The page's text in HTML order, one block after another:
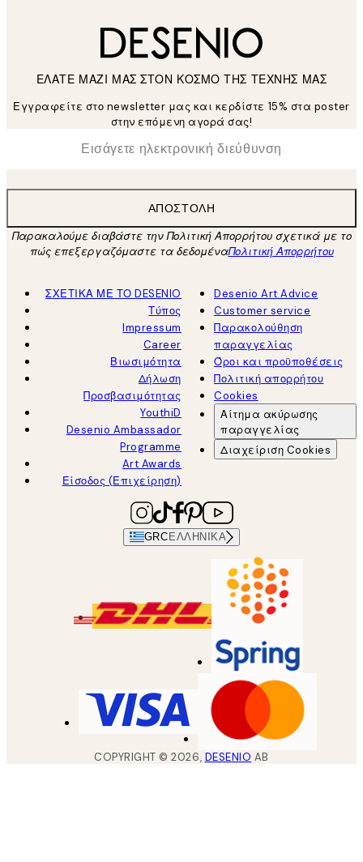
ΕΛΑΤΕ ΜΑΖΙ ΜΑΣ ΣΤΟΝ ΚΟΣΜΟ ΤΗΣ ΤΕΧΝΗΣ ΜΑΣ
Εγγραφείτε στο newsletter μας και κερδίστε 15% στα poster
στην επόμενη αγορά σας!
Ηλεκτρονική Διεύθυνση
ΑΠΟΣΤΟΛΉ
Παρακαλούμε διαβάστε την Πολιτική Απορρήτου σχετικά με το
πώς επεξεργαζόμαστε τα δεδομέναΠολιτική Απορρήτου
ΣΧΕΤΙΚΑ ΜΕ ΤΟ DESENIO
Τύπος
Impressum
Career
Βιωσιμότητα
Δήλωση
Προσβασιμότητας
YouthiD
Desenio Ambassador
Programme
Art Awards
Είσοδος (Επιχείρηση)
Desenio Art Advice
Customer service
Παρακολούθηση
παραγγελίας
Όροι και προϋποθέσεις
Πολιτική απορρήτου
Cookies
Αίτημα ακύρωσης
παραγγελίας
Διαχείριση Cookies
GRC ΕΛΛΗΝΙΚΆ
COPYRIGHT ©2026, DESENIO AB